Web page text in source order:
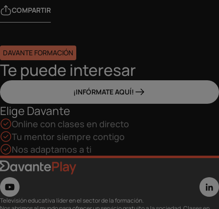
COMPARTIR
DAVANTE FORMACIÓN
Te puede interesar
¡INFÓRMATE AQUÍ!
Elige Davante
Online con clases en directo
Tu mentor siempre contigo
Nos adaptamos a ti
Televisión educativa líder en el sector de la formación.